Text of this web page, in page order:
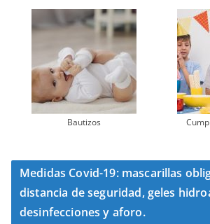
Bautizos
Medidas Covid-19: mascarillas
distancia de seguridad, geles
desinfecciones y aforo.